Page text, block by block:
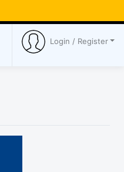
Login / Register